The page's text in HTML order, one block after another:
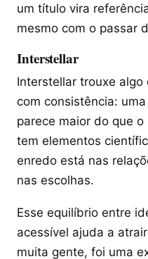
um título vira
mesmo com o passar
Interstellar
Interstellar trouxe
com consistência:
parece maior do que
tem elementos
enredo está nas
nas escolhas.
Esse equilíbrio entre
acessível ajuda a
muita gente, foi uma